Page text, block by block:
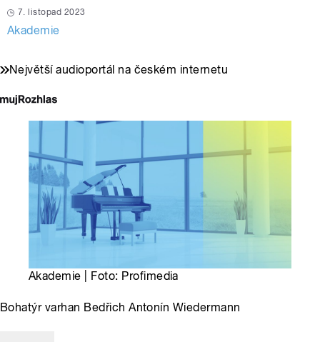
7. listopad 2023
Akademie
Největší audioportál na českém internetu
Akademie | Foto: Profimedia
Bohatýr varhan Bedřich Antonín Wiedermann